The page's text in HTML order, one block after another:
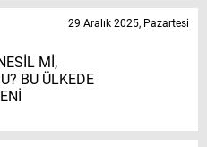
Mİ,
BU ÜLKEDE
29 Aralık 2025, Pazartesi